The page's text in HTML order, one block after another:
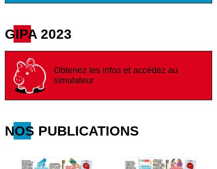
GIPA 2023
Obtenez les infos et accédez au
simulateur
NOS PUBLICATIONS